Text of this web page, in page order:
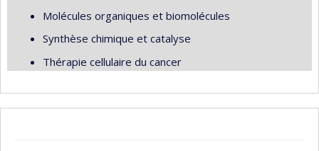
Molécules organiques et biomolécules
Synthèse chimique et catalyse
Thérapie cellulaire du cancer